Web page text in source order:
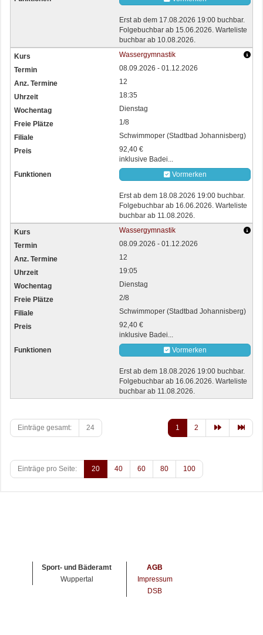
Erst ab dem 17.08.2026 19:00 buchbar.
Folgebuchbar ab 15.06.2026. Warteliste
buchbar ab 10.08.2026.
Wassergymnastik
08.09.2026 - 01.12.2026
12
18:35
Dienstag
1/8
Schwimmoper (Stadtbad Johannisberg)
92,40 €
inklusive Badei...
Vormerken
Erst ab dem 18.08.2026 19:00 buchbar.
Folgebuchbar ab 16.06.2026. Warteliste
buchbar ab 11.08.2026.
Wassergymnastik
08.09.2026 - 01.12.2026
12
19:05
Dienstag
2/8
Schwimmoper (Stadtbad Johannisberg)
92,40 €
inklusive Badei...
Vormerken
Erst ab dem 18.08.2026 19:00 buchbar.
Folgebuchbar ab 16.06.2026. Warteliste
buchbar ab 11.08.2026.
1 2
Einträge gesamt: 24
Einträge pro Seite: 20 40 60 80 100
Sport- und Bäderamt
Wuppertal
AGB
Impressum
DSB